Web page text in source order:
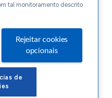
tal monitoramento descrito
Rejeitar cookies
opcionais
de